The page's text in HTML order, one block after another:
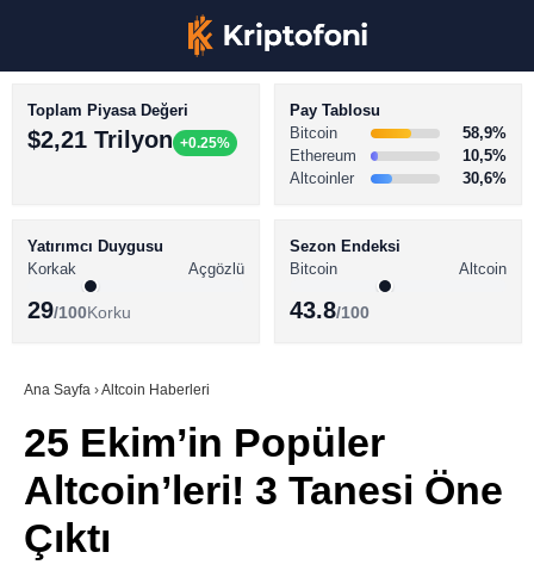
Youtube
TikTok
BİTCOİN HABERLERİ
ALTCOİN HABERLERİ
SÖZLÜK
Toplam Piyasa Değeri
$2,21 Trilyon +0.25%
Pay Tablosu
Bitcoin
58,9%
Ethereum
10,5%
Altcoinler
30,6%
Yatırımcı Duygusu
Korkak
Açgözlü
29/100Korku
Sezon Endeksi
Bitcoin
Altcoin
43.8/100
Ana Sayfa ›Altcoin Haberleri
25 Ekim’in Popüler
Altcoin’leri! 3 Tanesi Öne
Çıktı